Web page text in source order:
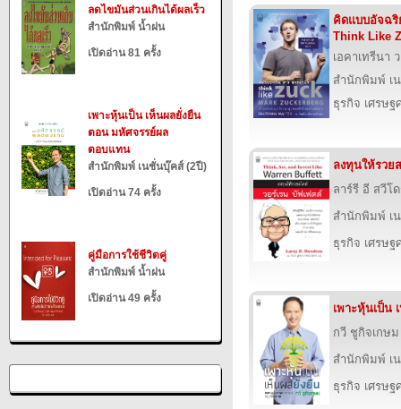
ลดไขมันส่วนเกินได้ผลเร็ว
สำนักพิมพ์ น้ำฝน
เปิดอ่าน 81 ครั้ง
เพาะหุ้นเป็น เห็นผลยั่งยืน
ตอน มหัศจรรย์ผล
ตอบแทน
สำนักพิมพ์ เนชั่นบุ๊คส์ (2ปี)
เปิดอ่าน 74 ครั้ง
คู่มือการใช้ชีวิตคู่
สำนักพิมพ์ น้ำฝน
เปิดอ่าน 49 ครั้ง
คิดแบบอัจฉริ
Think Like
เอคาเทรีนา
สำนักพิมพ์ เ
ธุรกิจ เศรษฐ
ลงทุนให้รวย
ลาร์รี อี สวีโ
สำนักพิมพ์ เ
ธุรกิจ เศรษฐ
เพาะหุ้นเป็น
กวี ชูกิจเกษม
สำนักพิมพ์ เ
ธุรกิจ เศรษฐ